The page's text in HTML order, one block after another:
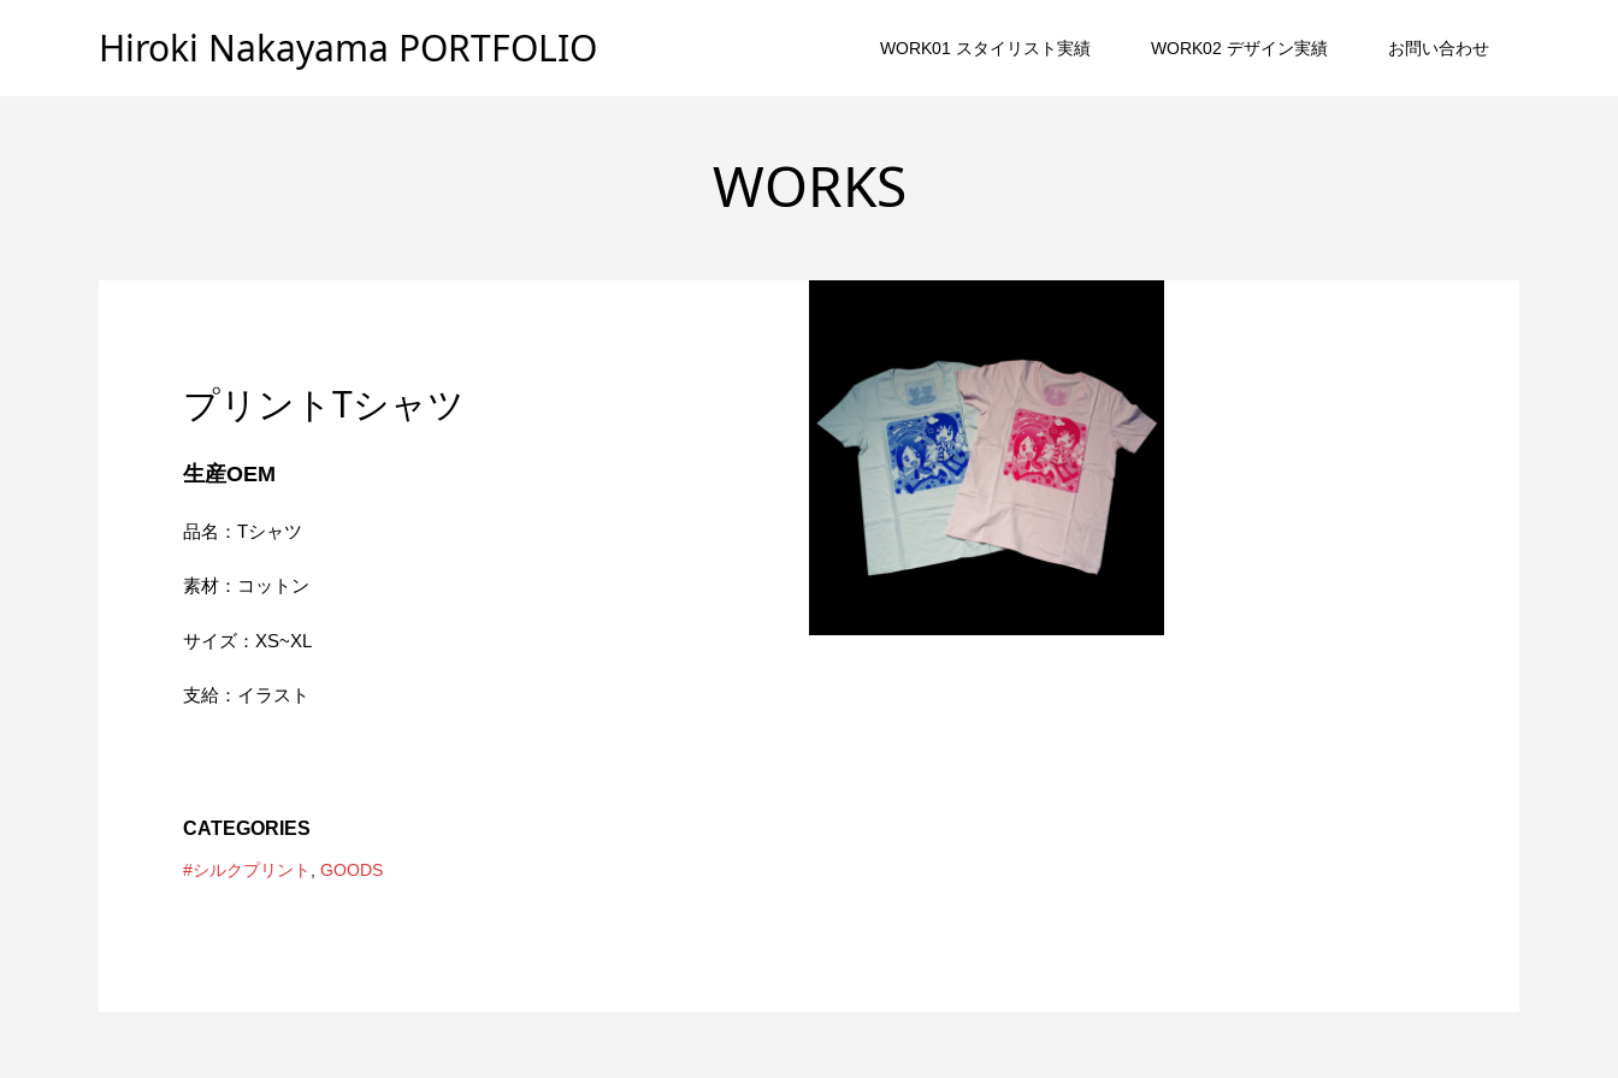
Hiroki Nakayama PORTFOLIO WORK01 スタイリスト実績 WORK02 デザイン実績 お問い合わせ
WORKS
プリントTシャツ
生産OEM
品名：Tシャツ
素材：コットン
サイズ：XS~XL
支給：イラスト
CATEGORIES
#シルクプリント GOODS